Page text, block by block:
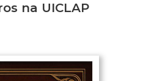
na UICLAP